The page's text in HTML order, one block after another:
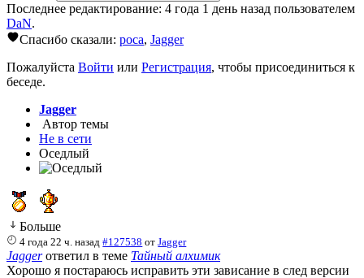
Последнее редактирование: 4 года 1 день назад пользователем
DaN.
Спасибо сказали: poca, Jagger
Пожалуйста Войти или Регистрация, чтобы присоединиться к
беседе.
Jagger
Автор темы
Не в сети
Оседлый
Больше
4 года 22 ч. назад #127538 отJagger
Jaggerответил в теме Тайный алхимик
Хорошо я постараюсь исправить эти зависание в след версии